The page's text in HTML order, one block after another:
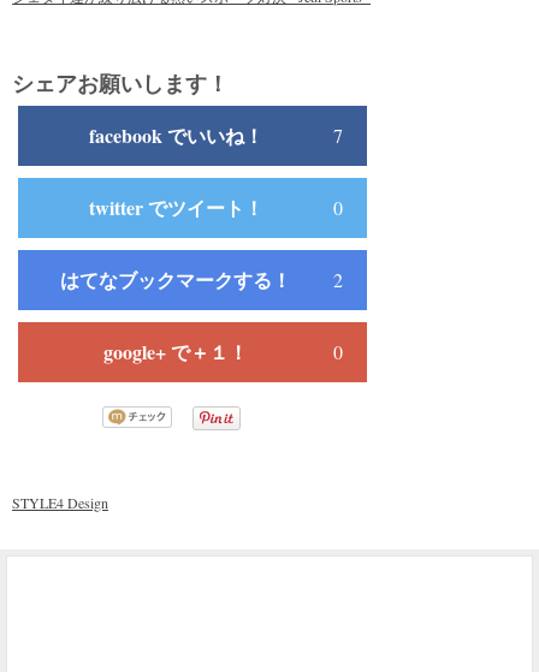
シェアお願いします！
facebook でいいね！ 7
twitter でツイート！ 0
はてなブックマークする！ 2
google+ で＋１！ 0
STYLE4 Design